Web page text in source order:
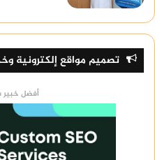
تصميم مواقع إلكترونية
أفضل